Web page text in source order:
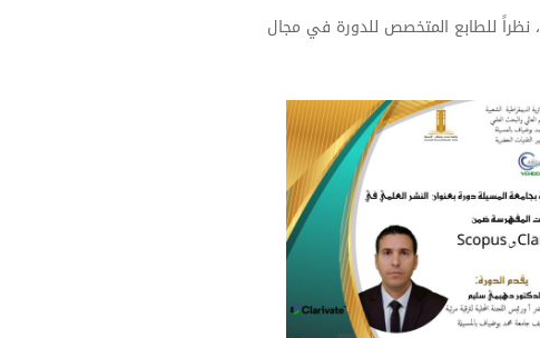
، نظراً للطابع المتخصص للدورة في مجال